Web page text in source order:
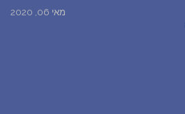
מאי 06, 2020